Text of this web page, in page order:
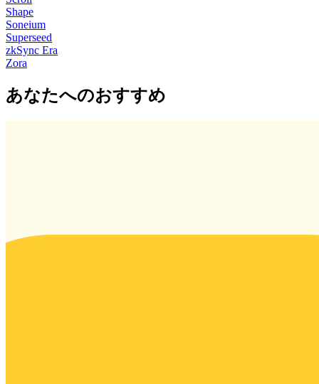
Shape
Soneium
Superseed
zkSync Era
Zora
あなたへのおすすめ